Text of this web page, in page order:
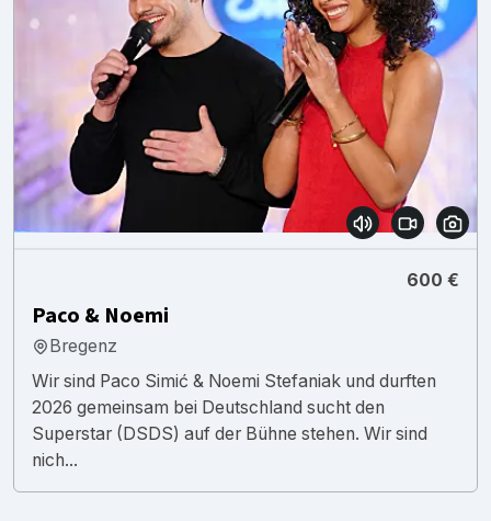
600 €
Paco & Noemi
Bregenz
Wir sind Paco Simić & Noemi Stefaniak und durften
2026 gemeinsam bei Deutschland sucht den
Superstar (DSDS) auf der Bühne stehen. Wir sind
nich...